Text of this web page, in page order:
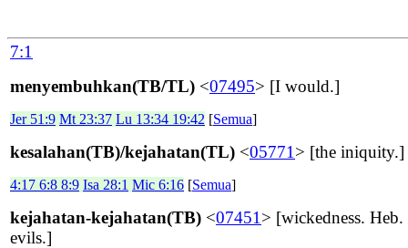
7:1
menyembuhkan(TB/TL) <07495> [I would.]
Jer 51:9 Mt 23:37 Lu 13:34 19:42 [Semua]
kesalahan(TB)/kejahatan(TL) <05771 > [the iniquity.]
4:17 6:8 8:9 Isa 28:1 Mic 6:16 [Semua]
kejahatan-kejahatan(TB) <07451 > [wickedness. Heb.
evils.]